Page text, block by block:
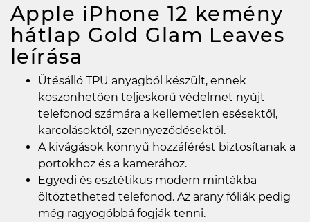
Apple iPhone 12 kemény
hátlap Gold Glam Leaves
leírása
Ütésálló TPU anyagból készült, ennek
köszönhetően teljeskörű védelmet nyújt
telefonod számára a kellemetlen esésektől,
karcolásoktól, szennyeződésektől.
A kivágások könnyű hozzáférést biztosítanak a
portokhoz és a kamerához.
Egyedi és esztétikus modern mintákba
öltöztetheted telefonod. Az arany fóliák pedig
még ragyogóbbá fogják tenni.